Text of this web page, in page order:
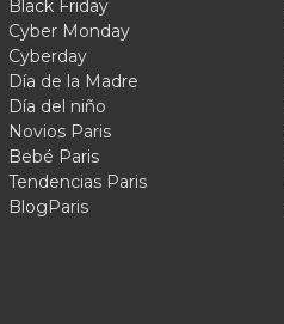
Black Friday
Cyber Monday
Cyberday
Día de la Madre
Día del niño
Novios Paris
Bebé Paris
Tendencias Paris
BlogParis